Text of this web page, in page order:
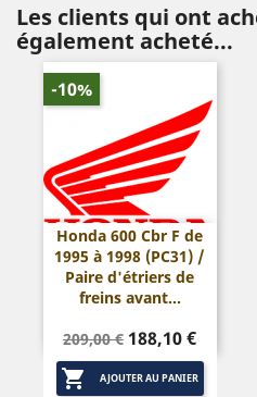
Les clients qui ont
également acheté...
Honda 600 Cbr F de
1995 à 1998 (PC31) /
Paire d'étriers de
freins avant...
Prix
de
base
209,00 € Prix
188,10 €
 AJOUTER AU PANIER
-10%